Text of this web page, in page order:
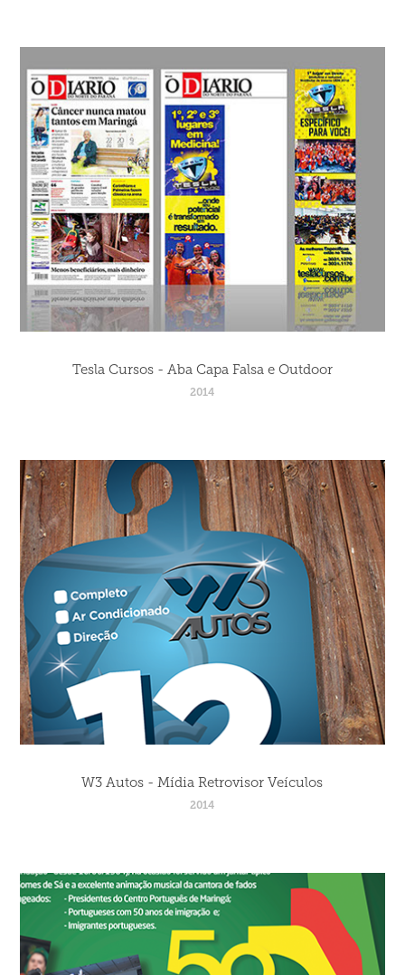
Tesla Cursos - Aba Capa Falsa e Outdoor
2014
W3 Autos - Mídia Retrovisor Veículos
2014